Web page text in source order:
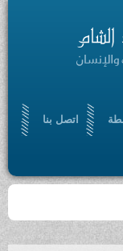
اتصل بنا